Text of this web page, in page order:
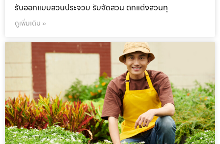
รับออกแบบสวนประจวบ รับจัดสวน ตกแต่งสวนทุ
ดูเพิ่มเติม »